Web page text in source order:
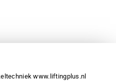
www.liftingplus.nl